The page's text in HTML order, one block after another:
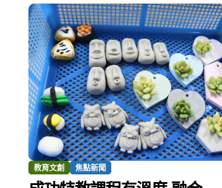
四川雅安 千年古剎雲峰寺
張老師發表「青少年家庭
河堤國小打造幸福綠校園
【第十四屆海峽青年薈】
教育文創 焦點新聞